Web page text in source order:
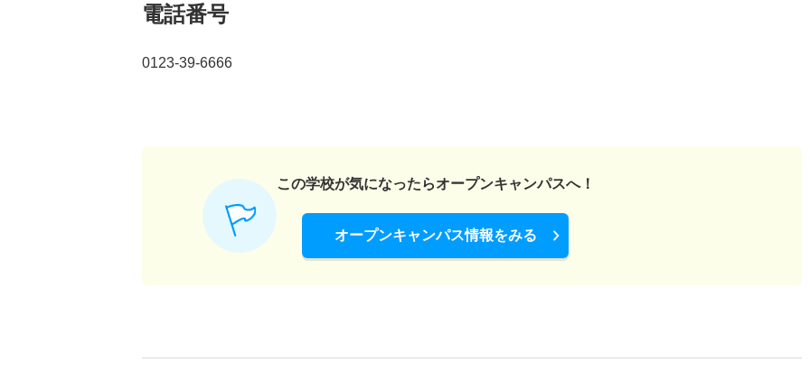
電話番号
0123-39-6666
この学校が気になったらオープンキャンパスへ！
オープンキャンパス情報をみる